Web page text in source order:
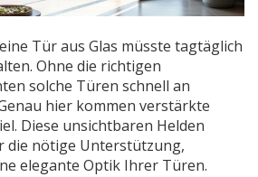
Tür aus Glas müsste tagtäglich
Ohne die richtigen
solche Türen schnell an
hier kommen verstärkte
Diese unsichtbaren Helden
die nötige Unterstützung,
elegante Optik Ihrer Türen.